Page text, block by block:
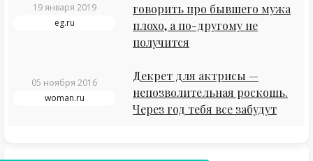
19 января 2019
eg.ru
говорить про бывшего мужа
плохо, а по-другому не
получится
05 ноября 2016
woman.ru
Декрет для актрисы —
непозволительная роскошь.
Через год тебя все забудут